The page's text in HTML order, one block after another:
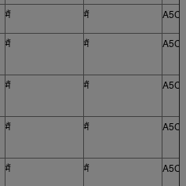
मैं मैं
मैं मैं
मैं मैं
मैं मैं
मैं मैं